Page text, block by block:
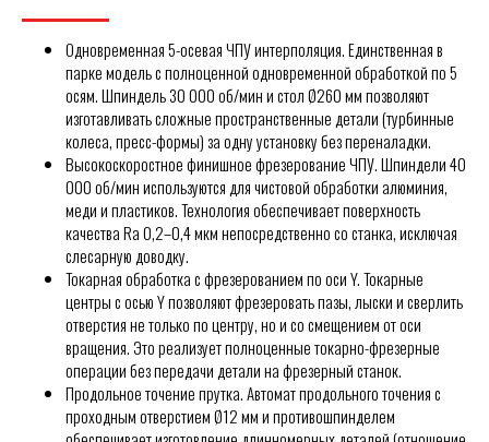
Одновременная 5-осевая ЧПУ интерполяция. Единственная в
парке модель с полноценной одновременной обработкой по 5
осям. Шпиндель 30 000 об/мин и стол Ø260 мм позволяют
изготавливать сложные пространственные детали (турбинные
колеса, пресс-формы) за одну установку без переналадки.
Высокоскоростное финишное фрезерование ЧПУ. Шпиндели 40
000 об/мин используются для чистовой обработки алюминия,
меди и пластиков. Технология обеспечивает поверхность
качества Ra 0,2–0,4 мкм непосредственно со станка, исключая
слесарную доводку.
Токарная обработка с фрезерованием по оси Y. Токарные
центры с осью Y позволяют фрезеровать пазы, лыски и сверлить
отверстия не только по центру, но и со смещением от оси
вращения. Это реализует полноценные токарно-фрезерные
операции без передачи детали на фрезерный станок.
Продольное точение прутка. Автомат продольного точения с
проходным отверстием Ø12 мм и противошпинделем